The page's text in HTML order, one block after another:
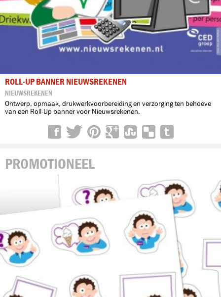
ROLL-UP BANNER NIEUWSREKENEN
NIEUWSREKENEN
Ontwerp, opmaak, drukwerkvoorbereiding en verzorging ten behoeve
van een Roll-Up banner voor Nieuwsrekenen.
PROMOTIONEEL